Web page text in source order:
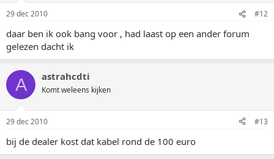
29 dec 2010 #12
daar ben ik ook bang voor , had laast op een ander forum
gelezen dacht ik
A astrahcdti
Komt weleens kijken
29 dec 2010 #13
bij de dealer kost dat kabel rond de 100 euro